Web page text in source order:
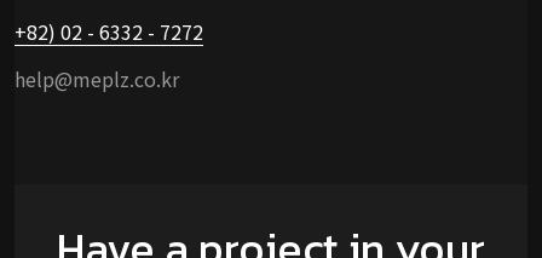
+82) 02 - 6332 - 7272
help@meplz.co.kr